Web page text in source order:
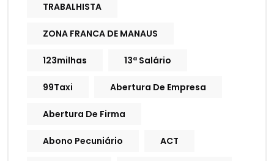
TRABALHISTA
ZONA FRANCA DE MANAUS
123milhas 13ª Salário
99Taxi Abertura De Empresa
Abertura De Firma
Abono Pecuniário ACT